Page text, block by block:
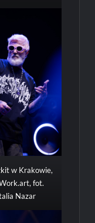
w Krakowie,
fot.
Nazar